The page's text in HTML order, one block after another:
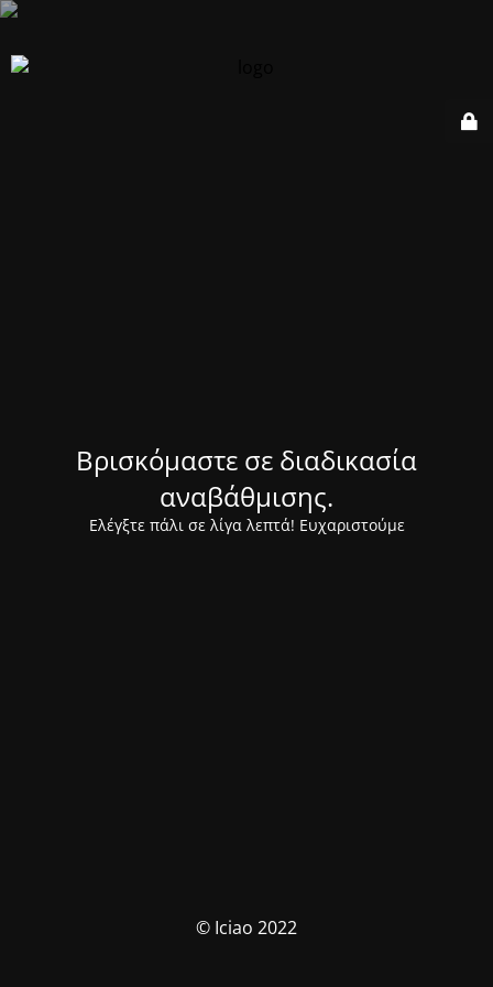
Βρισκόμαστε σε διαδικασία
αναβάθμισης.
Ελέγξτε πάλι σε λίγα λεπτά! Ευχαριστούμε
© Iciao 2022